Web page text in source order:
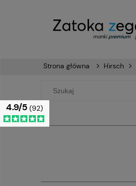
Strona główna Hirsch
4.9/5 (92)